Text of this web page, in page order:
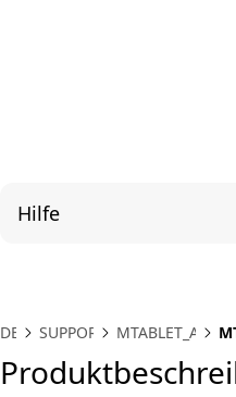
Hilfe
DE SUPPORT MTABLET_ABI